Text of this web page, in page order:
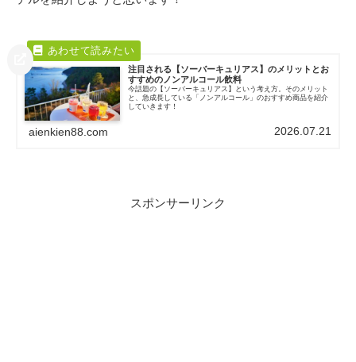
注目される【ソーバーキュリアス】のメリットとお
すすめのノンアルコール飲料
今話題の【ソーバーキュリアス】という考え方。そのメリット
と、急成長している「ノンアルコール」のおすすめ商品を紹介
していきます！
aienkien88.com 2026.07.21
スポンサーリンク